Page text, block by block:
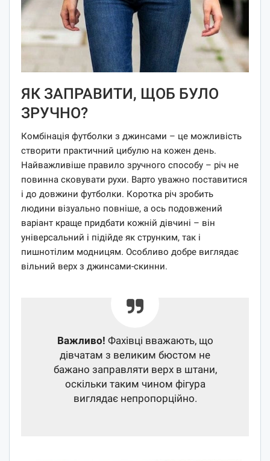
ЯК ЗАПРАВИТИ, ЩОБ БУЛО
ЗРУЧНО?
Комбінація футболки з джинсами – це можливість
створити практичний цибулю на кожен день.
Найважливіше правило зручного способу – річ не
повинна сковувати рухи. Варто уважно поставитися
і до довжини футболки. Коротка річ зробить
людини візуально повніше, а ось подовжений
варіант краще придбати кожній дівчині – він
універсальний і підійде як струнким, так і
пишнотілим модницям. Особливо добре виглядає
вільний верх з джинсами-скинни.
Важливо! Фахівці вважають, що
дівчатам з великим бюстом не
бажано заправляти верх в штани,
оскільки таким чином фігура
виглядає непропорційно.